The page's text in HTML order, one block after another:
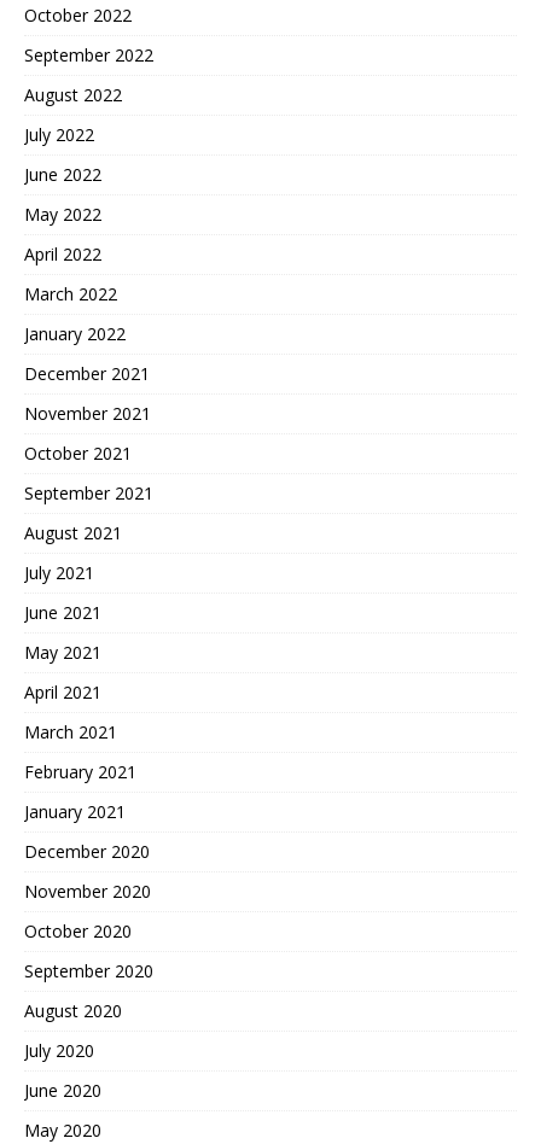
October 2022
September 2022
August 2022
July 2022
June 2022
May 2022
April 2022
March 2022
January 2022
December 2021
November 2021
October 2021
September 2021
August 2021
July 2021
June 2021
May 2021
April 2021
March 2021
February 2021
January 2021
December 2020
November 2020
October 2020
September 2020
August 2020
July 2020
June 2020
May 2020